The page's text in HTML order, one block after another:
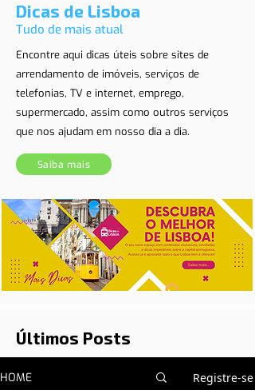
Dicas de Lisboa
Tudo de mais atual
Encontre aqui dicas úteis sobre sites de
arrendamento de imóveis, serviços de
telefonias, TV e internet, emprego,
supermercado, assim como outros serviços
que nos ajudam em nosso dia a dia.
Saiba mais
Últimos Posts
HOME Registre-se